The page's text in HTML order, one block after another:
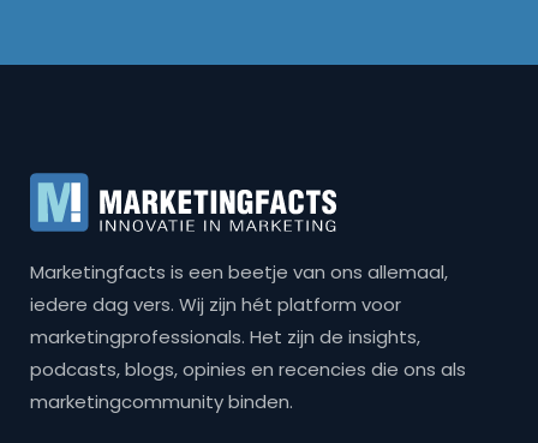
Marketingfacts is een beetje van ons allemaal,
iedere dag vers. Wij zijn hét platform voor
marketingprofessionals. Het zijn de insights,
podcasts, blogs, opinies en recencies die ons als
marketingcommunity binden.